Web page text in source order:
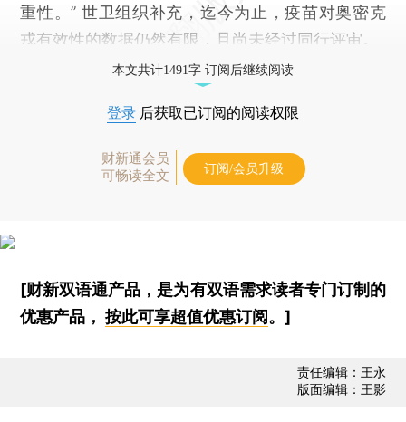
重性。” 世卫组织补充，迄今为止，疫苗对奥密克
戎有效性的数据仍然有限，且尚未经过同行评审。
本文共计1491字 订阅后继续阅读
登录 后获取已订阅的阅读权限
财新通会员
可畅读全文
订阅/会员升级
[财新双语通产品，是为有双语需求读者专门订制的
优惠产品，按此可享超值优惠订阅。]
责任编辑：王永
版面编辑：王影